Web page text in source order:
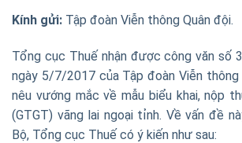
Kính gửi: Tập đoàn Viễn thông Quân đội.
Tổng cục Thuế nhận được công văn số
ngày 5/7/2017 của Tập đoàn Viễn
nêu vướng mắc về mẫu biểu khai, nộp
(GTGT) vãng lai ngoại tỉnh. Về vấn đề
Bộ, Tổng cục Thuế có ý kiến như sau: